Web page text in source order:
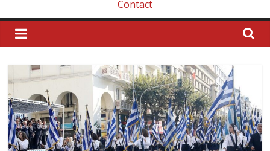
Εκκλησιαστική
Ακαδημία
Αθηνών
Ανώτατη
Εκκλησιαστική
Ακαδημία
Αθηνών
Contact